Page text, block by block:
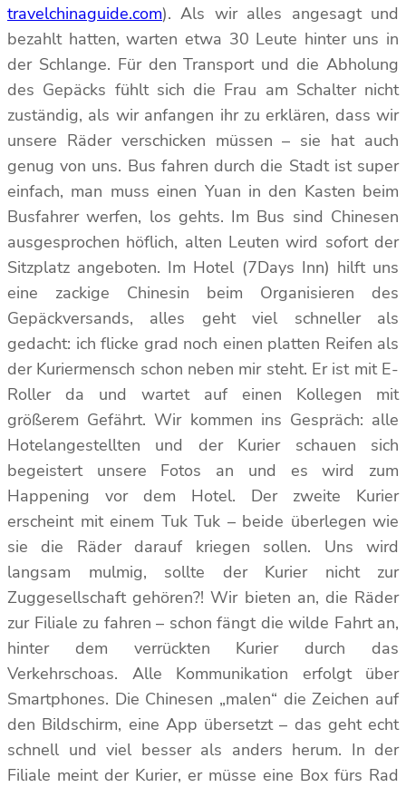
travelchinaguide.com). Als wir alles angesagt und
bezahlt hatten, warten etwa 30 Leute hinter uns in
der Schlange. Für den Transport und die Abholung
des Gepäcks fühlt sich die Frau am Schalter nicht
zuständig, als wir anfangen ihr zu erklären, dass wir
unsere Räder verschicken müssen – sie hat auch
genug von uns. Bus fahren durch die Stadt ist super
einfach, man muss einen Yuan in den Kasten beim
Busfahrer werfen, los gehts. Im Bus sind Chinesen
ausgesprochen höflich, alten Leuten wird sofort der
Sitzplatz angeboten. Im Hotel (7Days Inn) hilft uns
eine zackige Chinesin beim Organisieren des
Gepäckversands, alles geht viel schneller als
gedacht: ich flicke grad noch einen platten Reifen als
der Kuriermensch schon neben mir steht. Er ist mit E-
Roller da und wartet auf einen Kollegen mit
größerem Gefährt. Wir kommen ins Gespräch: alle
Hotelangestellten und der Kurier schauen sich
begeistert unsere Fotos an und es wird zum
Happening vor dem Hotel. Der zweite Kurier
erscheint mit einem Tuk Tuk – beide überlegen wie
sie die Räder darauf kriegen sollen. Uns wird
langsam mulmig, sollte der Kurier nicht zur
Zuggesellschaft gehören?! Wir bieten an, die Räder
zur Filiale zu fahren – schon fängt die wilde Fahrt an,
hinter dem verrückten Kurier durch das
Verkehrschoas. Alle Kommunikation erfolgt über
Smartphones. Die Chinesen „malen“ die Zeichen auf
den Bildschirm, eine App übersetzt – das geht echt
schnell und viel besser als anders herum. In der
Filiale meint der Kurier, er müsse eine Box fürs Rad